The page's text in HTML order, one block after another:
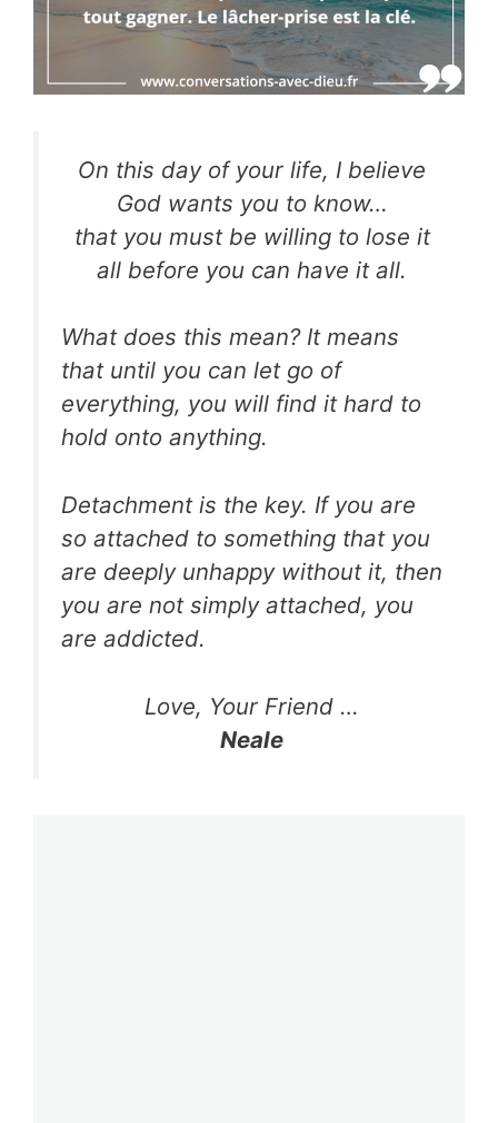
On this day of your life, I believe
God wants you to know…
that you must be willing to lose it
all before you can have it all.
What does this mean? It means
that until you can let go of
everything, you will find it hard to
hold onto anything.
Detachment is the key. If you are
so attached to something that you
are deeply unhappy without it, then
you are not simply attached, you
are addicted.
Love, Your Friend …
Neale